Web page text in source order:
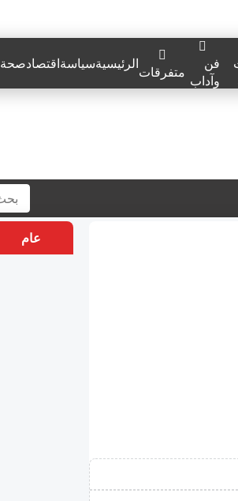
فن
وآداب متفرقاتالرئيسيةسياسةاقتصادصحة
عام